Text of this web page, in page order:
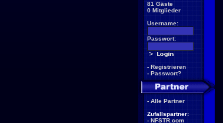
81 Gäste
0 Mitglieder
Username:
Passwort:
- Registrieren
- Passwort?
- Alle Partner
Zufallspartner:
- NFSTR.com